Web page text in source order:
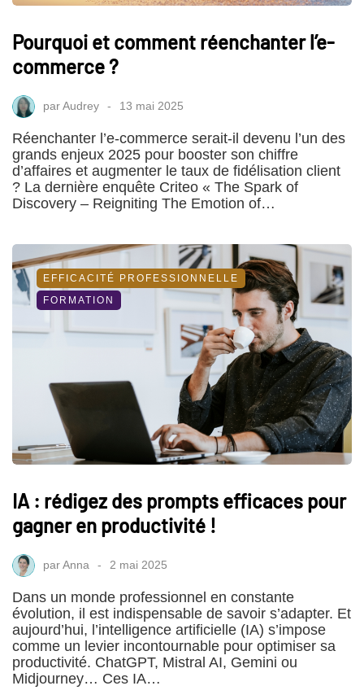
Pourquoi et comment réenchanter l’e-
commerce ?
parAudrey 13 mai 2025
Réenchanter l’e-commerce serait-il devenu l’un des
grands enjeux 2025 pour booster son chiffre
d’affaires et augmenter le taux de fidélisation client
? La dernière enquête Criteo « The Spark of
Discovery – Reigniting The Emotion of…
EFFICACITÉ PROFESSIONNELLE
FORMATION
IA : rédigez des prompts efficaces pour
gagner en productivité !
parAnna 2 mai 2025
Dans un monde professionnel en constante
évolution, il est indispensable de savoir s’adapter. Et
aujourd’hui, l’intelligence artificielle (IA) s’impose
comme un levier incontournable pour optimiser sa
productivité. ChatGPT, Mistral AI, Gemini ou
Midjourney… Ces IA…